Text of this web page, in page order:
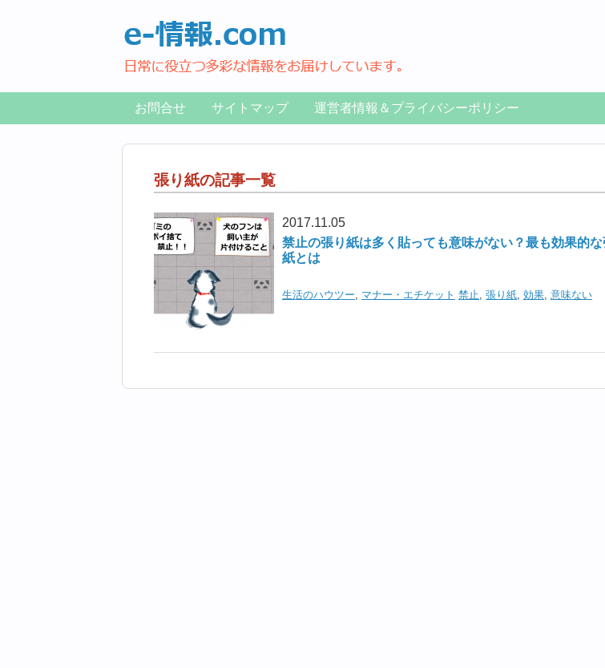
お問合せ サイトマップ 運営者情報＆プライバシーポリシー
張り紙の記事一覧
2017.11.05
禁止の張り紙は多く貼っても意味がない？最も効果的な
紙とは
生活のハウツー, マナー・エチケット 禁止, 張り紙, 効果, 意味ない